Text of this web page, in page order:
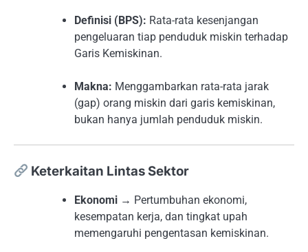
Definisi (BPS): Rata-rata kesenjangan
pengeluaran tiap penduduk miskin terhadap
Garis Kemiskinan.
Makna: Menggambarkan rata-rata jarak
(gap) orang miskin dari garis kemiskinan,
bukan hanya jumlah penduduk miskin.
Keterkaitan Lintas Sektor
Ekonomi → Pertumbuhan ekonomi,
kesempatan kerja, dan tingkat upah
memengaruhi pengentasan kemiskinan.